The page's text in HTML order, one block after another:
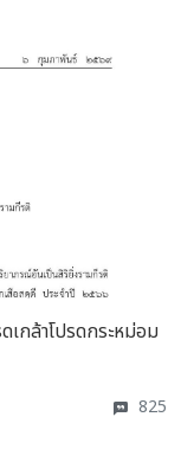
เกล้าโปรดกระหม่อม
825